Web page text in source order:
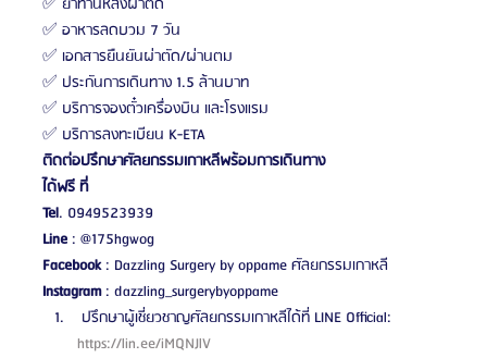
✅ อาหารลดบวม 7 วัน
✅ เอกสารยืนยันผ่าตัด/ผ่านตม
✅ ประกันการเดินทาง 1.5 ล้านบาท
✅ บริการจองตั๋วเครื่องบิน และโรงแรม
✅ บริการลงทะเบียน K-ETA
ติดต่อปรึกษาศัลยกรรมเกาหลีพร้อมการเดินทาง
ได้ฟรี ที่
Tel. 0949523939
Line : @175hgwog
Facebook : Dazzling Surgery by oppame ศัลยกรรมเกาหลี
Instagram : dazzling_surgerybyoppame
ปรึกษาผู้เชี่ยวชาญศัลยกรรมเกาหลีได้ที่ LINE Official:
https://lin.ee/iMQNJlV